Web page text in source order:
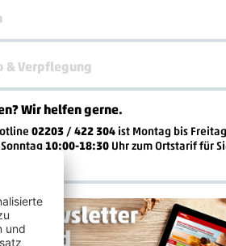
& Verpflegung
Wir helfen gerne.
02203 / 422 304 ist Montag bis Freitag
10:00-18:30 Uhr zum Ortstariffür